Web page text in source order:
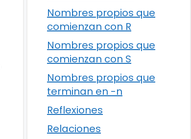
Nombres propios que
comienzan con R
Nombres propios que
comienzan con S
Nombres propios que
terminan en -n
Reflexiones
Relaciones